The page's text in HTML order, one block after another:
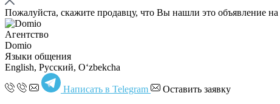
Пожалуйста, скажите продавцу, что Вы нашли это объявление на
Агентство
Domio
Языки общения
English, Русский, Oʻzbekcha
Написать в Telegram Оставить заявку